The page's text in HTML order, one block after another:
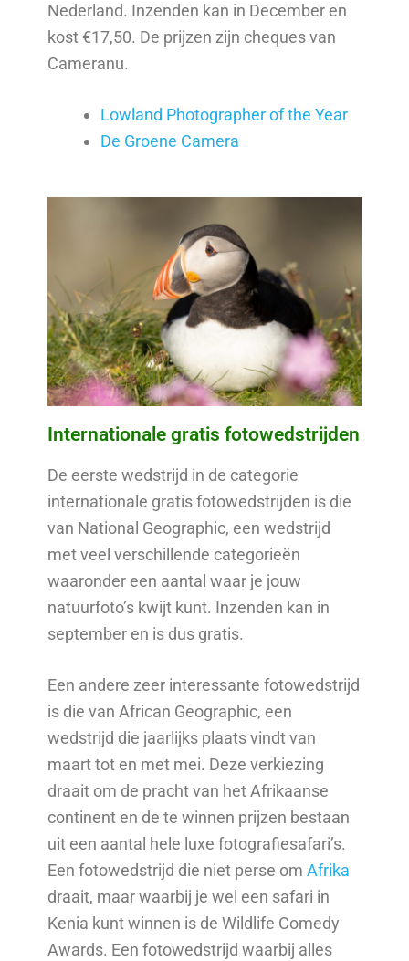
Nederland. Inzenden kan in December en
kost €17,50. De prijzen zijn cheques van
Cameranu.
Lowland Photographer of the Year
De Groene Camera
Internationale gratis fotowedstrijden
De eerste wedstrijd in de categorie
internationale gratis fotowedstrijden is die
van National Geographic, een wedstrijd
met veel verschillende categorieën
waaronder een aantal waar je jouw
natuurfoto’s kwijt kunt. Inzenden kan in
september en is dus gratis.
Een andere zeer interessante fotowedstrijd
is die van African Geographic, een
wedstrijd die jaarlijks plaats vindt van
maart tot en met mei. Deze verkiezing
draait om de pracht van het Afrikaanse
continent en de te winnen prijzen bestaan
uit een aantal hele luxe fotografiesafari’s.
Een fotowedstrijd die niet perse omAfrika
draait, maar waarbij je wel een safari in
Kenia kunt winnen is de Wildlife Comedy
Awards. Een fotowedstrijd waarbij alles